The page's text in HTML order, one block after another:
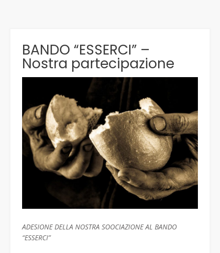
BANDO “ESSERCI” –
Nostra partecipazione
ADESIONE DELLA NOSTRA SOOCIAZIONE AL BANDO
“ESSERCI”